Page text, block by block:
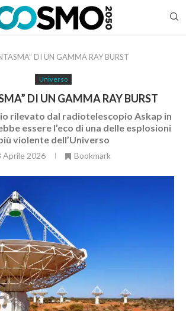
DI UN GAMMA RAY BURST
Universo
DI UN GAMMA RAY BURST
rilevato dal radiotelescopio Askap in
essere l’eco di una delle esplosioni
violente dell’Universo
Aprile 2026 Bookmark